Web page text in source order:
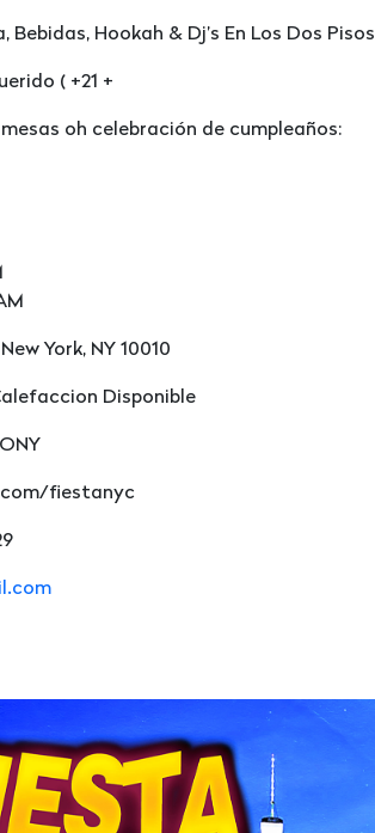
Hookah & Dj’s En Los Dos Pisos
( +21 +
oh celebración de cumpleaños:
York, NY 10010
Disponible
fiestanyc